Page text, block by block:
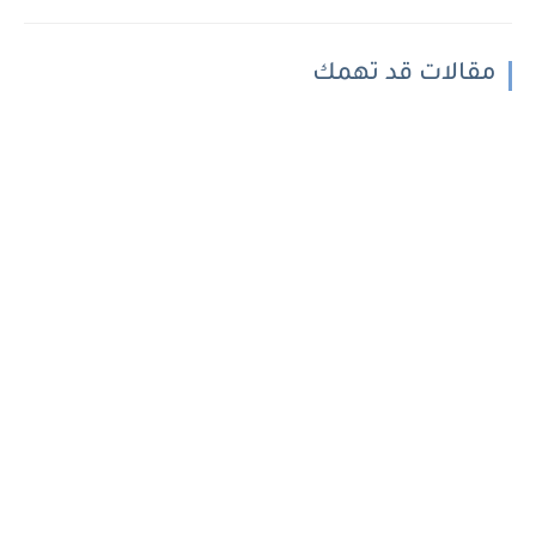
مقالات قد تهمك